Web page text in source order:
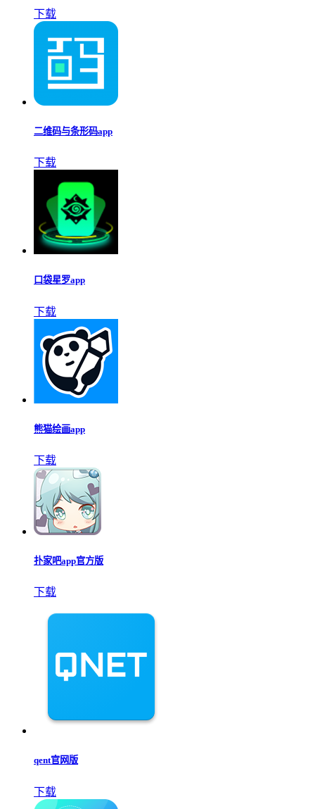
下载
二维码与条形码app
下载
口袋星罗app
下载
熊猫绘画app
下载
扑家吧app官方版
下载
qent官网版
下载